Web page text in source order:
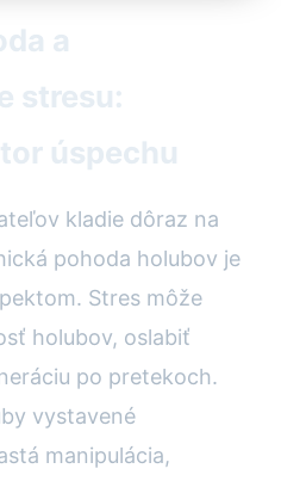
a
stresu:
úspechu
kladie dôraz na
pohoda holubov je
Stres môže
holubov, oslabiť
po pretekoch.
vystavené
manipulácia,